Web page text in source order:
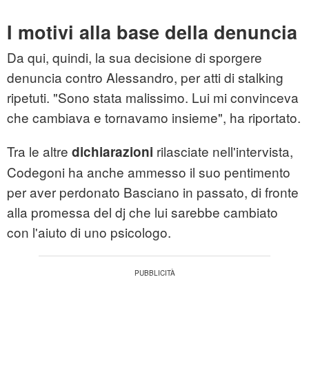
I motivi alla base della denuncia
Da qui, quindi, la sua decisione di sporgere
denuncia contro Alessandro, per atti di stalking
ripetuti. "Sono stata malissimo. Lui mi convinceva
che cambiava e tornavamo insieme", ha riportato.
Tra le altre dichiarazioni rilasciate nell'intervista,
Codegoni ha anche ammesso il suo pentimento
per aver perdonato Basciano in passato, di fronte
alla promessa del dj che lui sarebbe cambiato
con l'aiuto di uno psicologo.